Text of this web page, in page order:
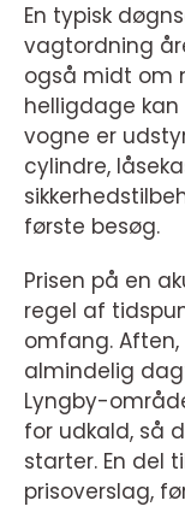
En typisk
vagtordning
også midt om
helligdage
vogne er
cylindre,
første besøg.
Prisen på en
regel af
omfang.
almindelig
Lyngby-
for udkald, så
starter. En del
prisoverslag,